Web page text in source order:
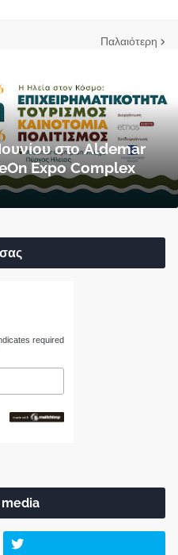
Παλαιότερη
στο Aldemar
Expo Complex
required
media